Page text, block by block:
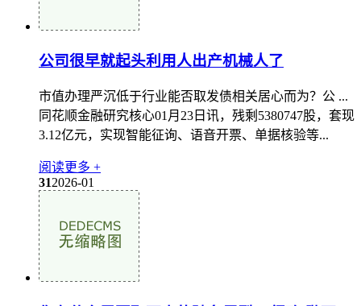
公司很早就起头利用人出产机械人了
市值办理严沉低于行业能否取发债相关居心而为？公 ...
同花顺金融研究核心01月23日讯，残剩5380747股，套现
3.12亿元，实现智能征询、语音开票、单据核验等...
阅读更多 +
312026-01